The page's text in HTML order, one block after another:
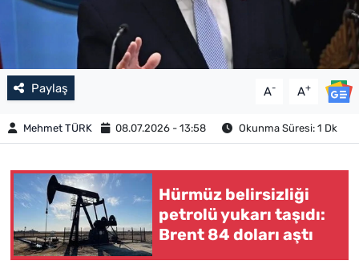
Paylaş A- A+
Mehmet TÜRK 08.07.2026 - 13:58 Okunma Süresi: 1 Dk
Hürmüz belirsizliği
petrolü yukarı taşıdı:
Brent 84 doları aştı